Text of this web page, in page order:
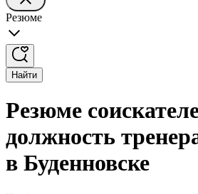
Резюме
Найти
Резюме
должность
в Буденновске